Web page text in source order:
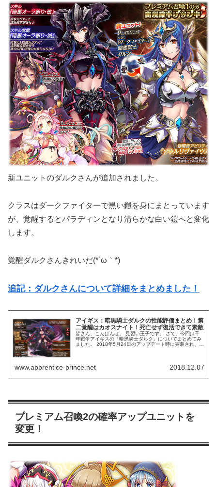
新ユニットのダルクさんが追加されました。
クラスはダークファイターで黒い鎧を身にまとっています
が、覚醒するとパラディンとなり清らかな白い鎧へと変化
します。
覚醒ダルクさんきれいだ(*´ω｀*)
追記：ダルクさんについて詳細をまとめました！
アイギス：暗黒騎士ダルクの性能評価まとめ！第
二覚醒はカオスナイト！死亡せず復活できて素敵
皆さん、こんばんは。 見習い王子です。 さて、今回は千
年戦争アイギスの「暗黒騎士ダルク」についてまとめてみ
ました。 2018年5月24日のアップデート時に実装され、各
www.apprentice-prince.net 2018.12.07
プレミアム召喚2の確率アップユニットを
変更！